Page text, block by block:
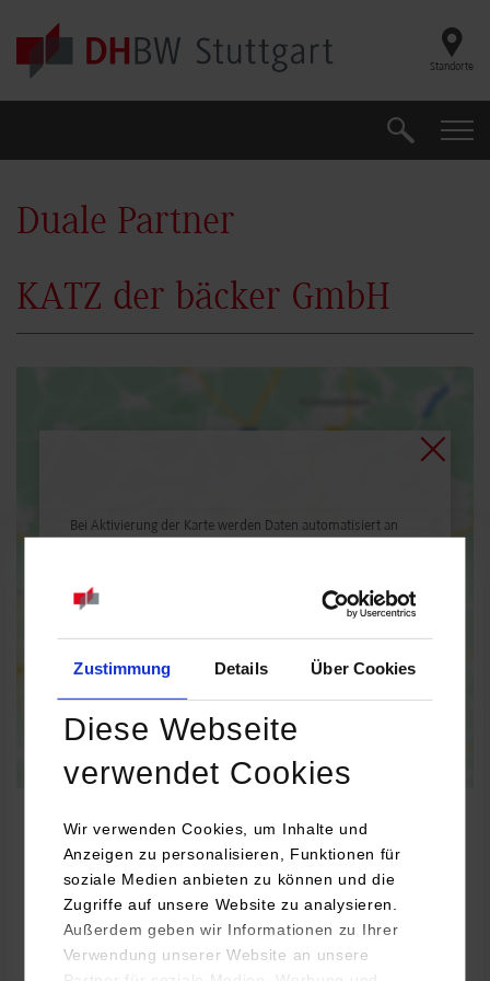
Zustimmung Details Über Cookies
Diese Webseite
verwendet Cookies
Wir verwenden Cookies, um Inhalte und
Anzeigen zu personalisieren, Funktionen für
soziale Medien anbieten zu können und die
Zugriffe auf unsere Website zu analysieren.
Außerdem geben wir Informationen zu Ihrer
Verwendung unserer Website an unsere
Skip to main content
Standorte
Suche
Duale Partner
KATZ der bäcker GmbH
Bei Aktivierung der Karte werden Daten automatisiert an
Einmalig aktivieren
BWL-Handel
KATZ der bäcker GmbH
Planckstr. 33